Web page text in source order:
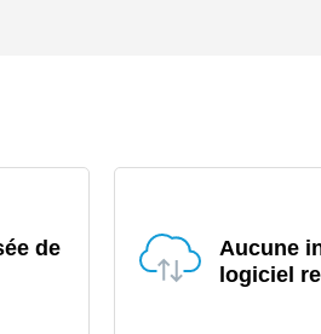
de
Aucune
logiciel